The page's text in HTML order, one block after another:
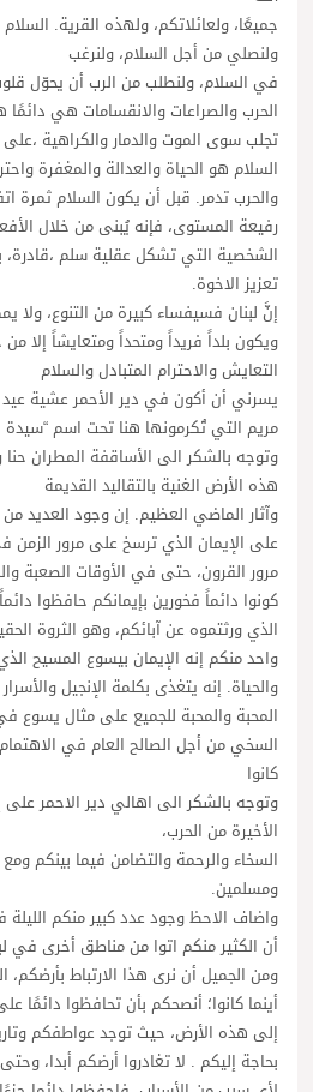
جميعًا، ولعائلاتكم، ولهذه القرية.
ولنصلي من أجل السلام، ولنرغب
في السلام، ولنطلب من الرب أن يحوّل
الحرب والصراعات والانقسامات هي دائمًا
تجلب سوى الموت والدمار والكراهية
السلام هو الحياة والعدالة والمغفرة
والحرب تدمر. قبل أن يكون السلام ثمرة
رفيعة المستوى، فإنه يُبنى من خلال
الشخصية التي تشكل عقلية سلم ،قادرة،
تعزيز الاخوة.
إنَّ لبنان فسيفساء كبيرة من التنوع، ولا
ويكون بلداً فريداً ومتحداً ومتعايشاً إلا
التعايش والاحترام المتبادل والسلام
يسرني أن أكون في دير الأحمر عشية عيد
مريم التي تُكرمونها هنا تحت اسم “سيدة
وتوجه بالشكر الى الأساقفة المطران
هذه الأرض الغنية بالتقاليد القديمة
وآثار الماضي العظيم. إن وجود العديد
على الإيمان الذي ترسخ على مرور
مرور القرون، حتى في الأوقات الصعبة
كونوا دائماً فخورين بإيمانكم حافظوا
الذي ورثتموه عن آبائكم، وهو الثروة
واحد منكم إنه الإيمان بيسوع المسيح
والحياة. إنه يتغذى بكلمة الإنجيل
المحبة والمحبة للجميع على مثال يسوع
السخي من أجل الصالح العام في
كانوا
وتوجه بالشكر الى اهالي دير الاحمر
الأخيرة من الحرب،
السخاء والرحمة والتضامن فيما بينكم
ومسلمين.
واضاف الاحظ وجود عدد كبير منكم
أن الكثير منكم اتوا من مناطق أخرى في
ومن الجميل أن نرى هذا الارتباط بأرضكم،
أينما كانوا؛ أنصحكم بأن تحافظوا دائمًا
إلى هذه الأرض، حيث توجد عواطفكم
بحاجة إليكم . لا تغادروا أرضكم أبدا،